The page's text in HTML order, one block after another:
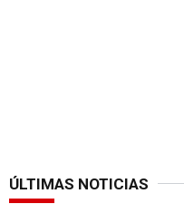
ÚLTIMAS NOTICIAS